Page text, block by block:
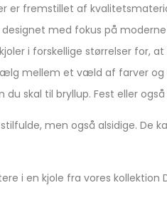
er fremstillet af
designet med fokus på
i forskellige størrelser for,
mellem et væld af farver og
du skal til bryllup. Fest eller
stilfulde, men også alsidige.
i en kjole fra vores